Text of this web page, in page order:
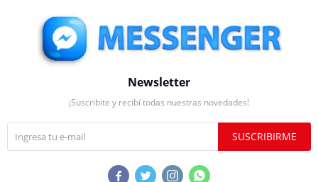
Newsletter
¡Suscribite y recibí todas nuestras novedades!
SUSCRIBIRME
   